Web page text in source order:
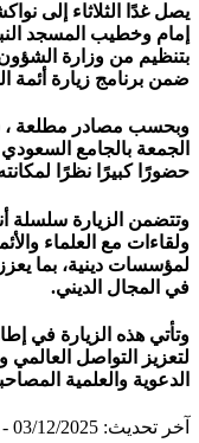
يصل غدًا الثلاثاء إلى
إمام وخطيب المسجد
بتنظيم من وزارة الشؤون
ضمن برنامج زيارة أئمة
وبحسب مصادر مطلعة ،
الجمعة بالجامع
حضورًا كبيرًا نظرًا لمكانته
وتتضمن الزيارة
ولقاءات مع العلماء
لمؤسسات دينية، بما
في المجال الديني.
وتأتي هذه الزيارة في
لتعزيز التواصل
الدعوية والعلمية
آخر تحديث: 03/12/2025 - 9:48 ص